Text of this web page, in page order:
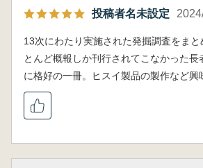
投稿者名未設定
13次にわたり実施された発掘調査をま
とんど概報しか刊行されてこなかった長
に格好の一冊。ヒスイ製品の製作など興